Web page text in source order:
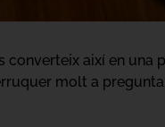
converteix així en
molt a